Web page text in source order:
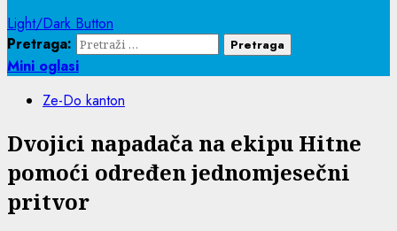
Light/Dark Button
Pretraga:
Mini oglasi
Ze-Do kanton
Dvojici napadača na ekipu Hitne
pomoći određen jednomjesečni
pritvor